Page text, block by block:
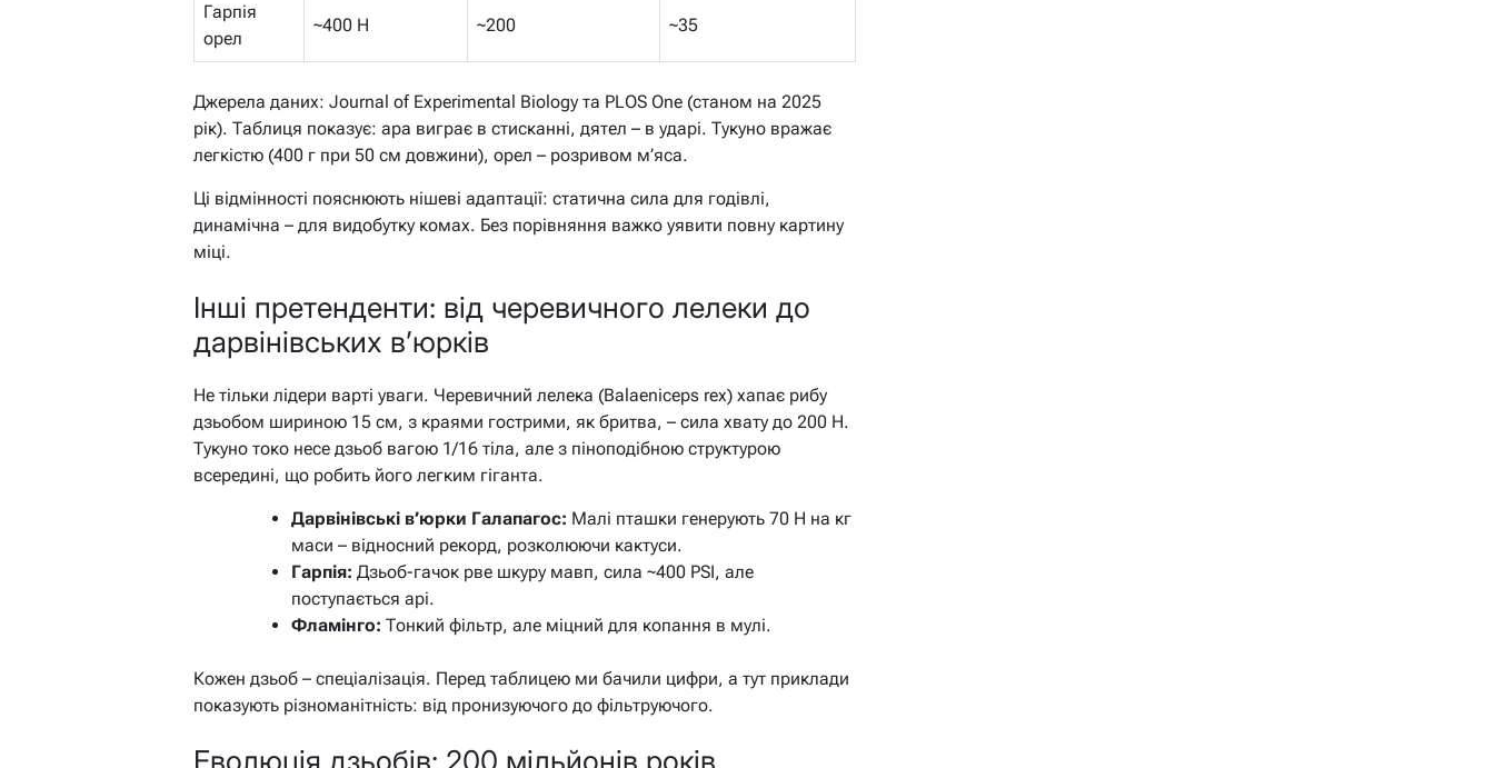
Гарпія
орел
~400 Н ~200 ~35
Джерела даних: Journal of Experimental Biology та PLOS One (станом на 2025
рік). Таблиця показує: ара виграє в стисканні, дятел – в ударі. Тукуно вражає
легкістю (400 г при 50 см довжини), орел – розривом м’яса.
Ці відмінності пояснюють нішеві адаптації: статична сила для годівлі,
динамічна – для видобутку комах. Без порівняння важко уявити повну картину
міці.
Інші претенденти: від черевичного лелеки до
дарвінівських в’юрків
Не тільки лідери варті уваги. Черевичний лелека (Balaeniceps rex) хапає рибу
дзьобом шириною 15 см, з краями гострими, як бритва, – сила хвату до 200 Н.
Тукуно токо несе дзьоб вагою 1/16 тіла, але з піноподібною структурою
всередині, що робить його легким гіганта.
Дарвінівські в’юрки Галапагос: Малі пташки генерують 70 Н на кг
маси – відносний рекорд, розколюючи кактуси.
Гарпія: Дзьоб-гачок рве шкуру мавп, сила ~400 PSI, але
поступається арі.
Фламінго: Тонкий фільтр, але міцний для копання в мулі.
Кожен дзьоб – спеціалізація. Перед таблицею ми бачили цифри, а тут приклади
показують різноманітність: від пронизуючого до фільтруючого.
Еволюція дзьобів: 200 мільйонів років